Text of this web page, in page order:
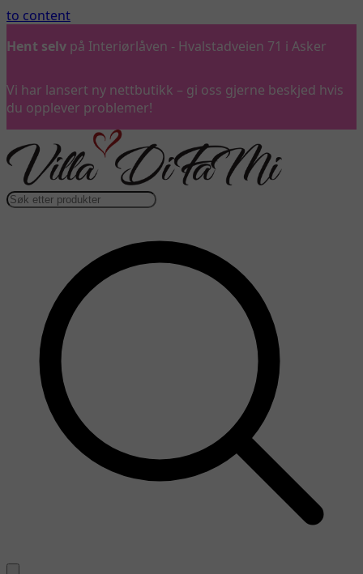
to content
Hent selv på Interiørlåven - Hvalstadveien 71 i Asker
Vi har lansert ny nettbutikk – gi oss gjerne beskjed hvis
du opplever problemer!